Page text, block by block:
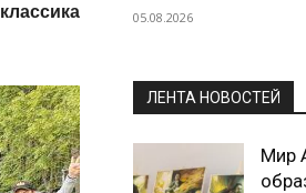
05.08.2026
ЛЕНТА НОВОСТЕЙ
Мир